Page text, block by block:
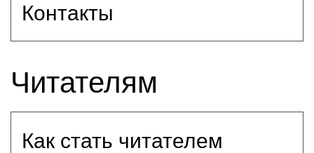
Контакты
Читателям
Как стать читателем